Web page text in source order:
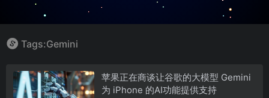
Tags:Gemini
苹果正在商谈让谷歌的大模型 Gemini
为 iPhone 的AI功能提供支持